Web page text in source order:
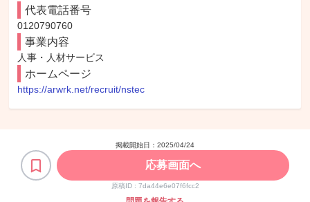
代表電話番号
0120790760
事業内容
人事・人材サービス
ホームページ
https://arwrk.net/recruit/nstec
掲載開始日： 2025/04/24
応募画面へ
原稿ID : 7da44e6e07f6fcc2